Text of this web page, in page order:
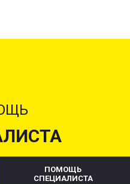
ПОМОЩЬ
СПЕЦИАЛИСТА